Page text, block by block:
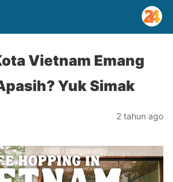
Vietnam Emang
Yuk Simak
2 tahun ago